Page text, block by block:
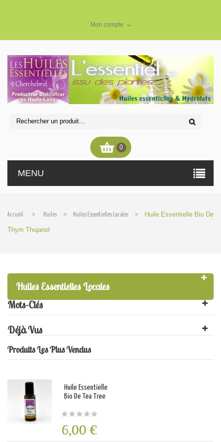
Mon compte
0
MENU
Accueil > Huiles > Huiles Essentielles Locales > Huile Essentielle Bio De
Thym Thujanol
Huiles Essentielles Locales
Mots-Clés
Déjà Vus
Produits Les Plus Vendus
Huile Essentielle
Bio De Tea Tree
6,00 €